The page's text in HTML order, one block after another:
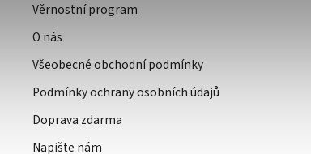
Věrnostní program
O nás
Všeobecné obchodní podmínky
Podmínky ochrany osobních údajů
Doprava zdarma
Napište nám